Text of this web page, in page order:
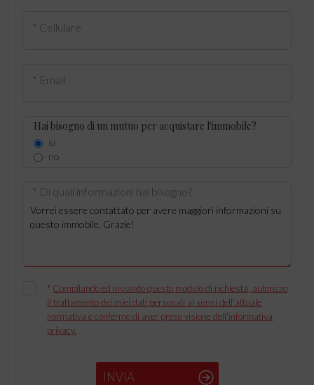
* Cellulare
* Email
Hai bisogno di un mutuo per acquistare l'immobile?
si
no
* Di quali informazioni hai bisogno?
* Compilando ed inviando questo modulo di richiesta, autorizzo
il trattamento dei miei dati personali ai sensi dell'attuale
normativa e confermo di aver preso visione dell'informativa
privacy.
INVIA